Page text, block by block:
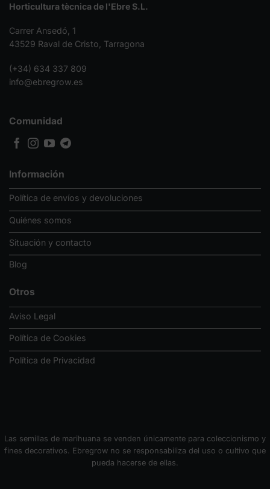
Horticultura tècnica de l'Ebre S.L.
Carrer Ansedó, 1
43529 Raval de Cristo, Tarragona
(+34) 634 337 809
info@ebregrow.es
Información
Política de envíos y devoluciones
Quiénes somos
Situación y contacto
Blog
Otros
Aviso Legal
Política de Cookies
Política de Privacidad
Comunidad
Las semillas de marihuana se venden únicamente para coleccionismo y
fines decorativos. Ebregrow no se responsabiliza del uso o cultivo que
pueda hacerse de ellas.